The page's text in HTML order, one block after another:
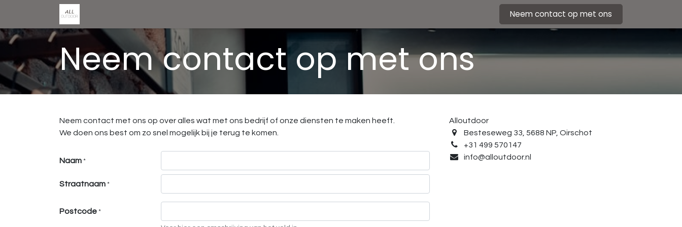
Neem contact op met ons
Neem contact op met ons
Neem contact met ons op over alles wat met ons bedrijf of onze diensten te maken heeft.
We doen ons best om zo snel mogelijk bij je terug te komen.
Naam *
Straatnaam *
Postcode *
Alloutdoor
Besteseweg 33, 5688 NP, Oirschot
+31 499 570147
info@alloutdoor.nl